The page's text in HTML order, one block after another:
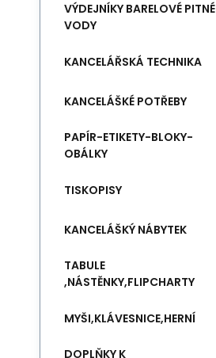
VÝDEJNÍKY BARELOVÉ PITNÉ
VODY
KANCELÁŘSKÁ TECHNIKA
KANCELÁŠKÉ POTŘEBY
PAPÍR-ETIKETY-BLOKY-
OBÁLKY
TISKOPISY
KANCELÁŠKÝ NÁBYTEK
TABULE
,NÁSTĚNKY,FLIPCHARTY
MYŠI,KLÁVESNICE,HERNÍ
DOPLŇKY K